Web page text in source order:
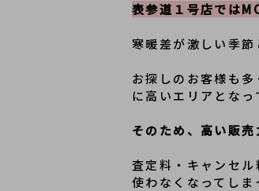
表参道１号店では
寒暖差が激しい季
お探しのお客様も
に高いエリアとなっ
そのため、高い販
査定料・キャンセ
使わなくなってし